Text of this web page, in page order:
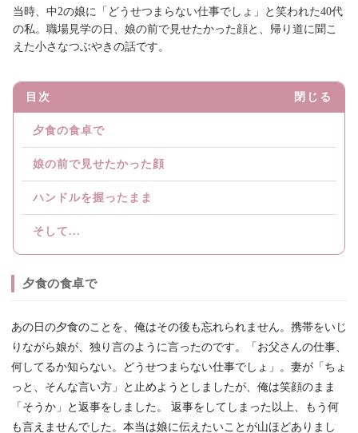
当時、中2の娘に「どうせつまらない仕事でしょ」と笑われた40代
の私。職場見学の日、娘の前で見せたかった顔と、帰り道に聞こ
えた小さなつぶやきの話です。
目次 閉じる
夕食の食卓で
娘の前で見せたかった顔
ハンドルを握ったまま
そして...
夕食の食卓で
あの日の夕食のことを、俺はその後も忘れられません。携帯をいじ
りながら娘が、独り言のように言ったのです。「お父さんの仕事、
何してるか知らない。どうせつまらない仕事でしょ」。妻が「ちょ
っと、そんな言い方」と止めようとしましたが、俺は笑顔のまま
「そうか」と返事をしました。 返事をしてしまった以上、もう何
も言えませんでした。本当は娘に伝えたいことが山ほどありまし